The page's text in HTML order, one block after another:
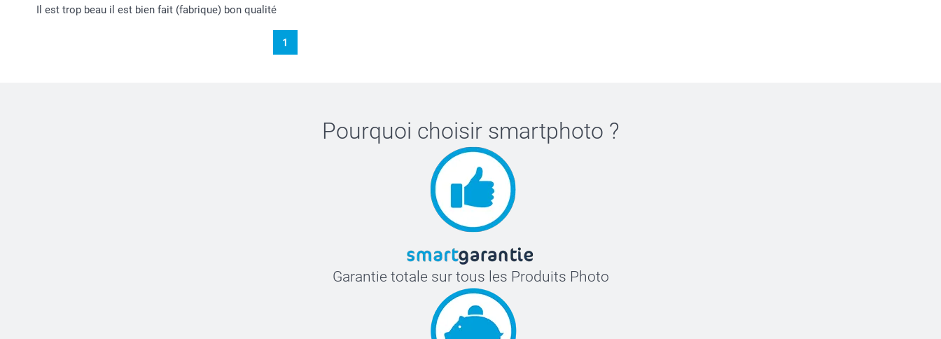
Il est trop beau il est bien fait (fabrique) bon qualité
1
Pourquoi choisir smartphoto ?
Garantie totale sur tous les Produits Photo